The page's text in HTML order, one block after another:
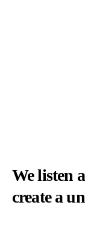
We listen
create a